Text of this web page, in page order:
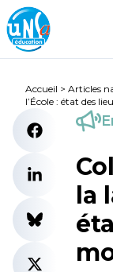
Accueil > Articles
l’École : état des
la